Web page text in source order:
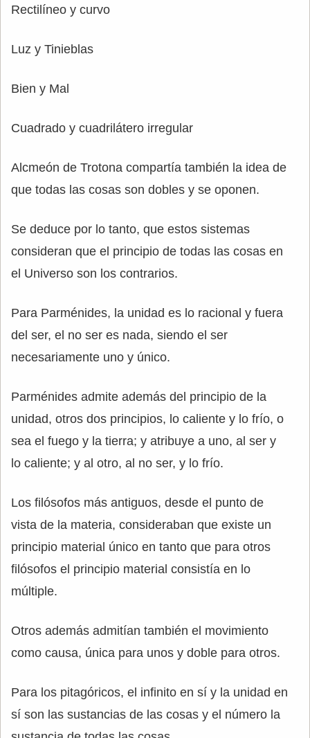
Rectilíneo y curvo
Luz y Tinieblas
Bien y Mal
Cuadrado y cuadrilátero irregular
Alcmeón de Trotona compartía también la idea de
que todas las cosas son dobles y se oponen.
Se deduce por lo tanto, que estos sistemas
consideran que el principio de todas las cosas en
el Universo son los contrarios.
Para Parménides, la unidad es lo racional y fuera
del ser, el no ser es nada, siendo el ser
necesariamente uno y único.
Parménides admite además del principio de la
unidad, otros dos principios, lo caliente y lo frío, o
sea el fuego y la tierra; y atribuye a uno, al ser y
lo caliente; y al otro, al no ser, y lo frío.
Los filósofos más antiguos, desde el punto de
vista de la materia, consideraban que existe un
principio material único en tanto que para otros
filósofos el principio material consistía en lo
múltiple.
Otros además admitían también el movimiento
como causa, única para unos y doble para otros.
Para los pitagóricos, el infinito en sí y la unidad en
sí son las sustancias de las cosas y el número la